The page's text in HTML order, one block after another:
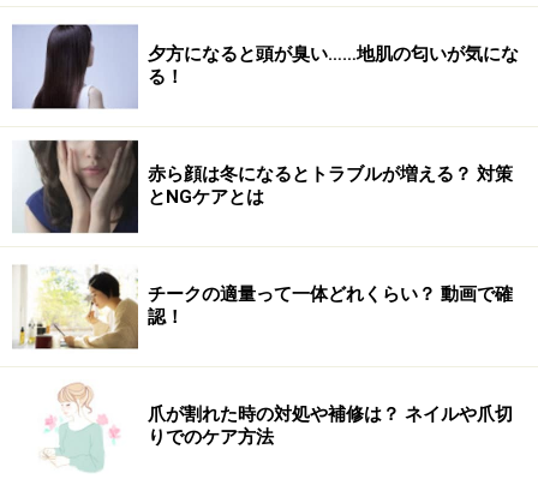
夕方になると頭が臭い……地肌の匂いが気にな
る！
赤ら顔は冬になるとトラブルが増える？ 対策
とNGケアとは
チークの適量って一体どれくらい？ 動画で確
認！
爪が割れた時の対処や補修は？ ネイルや爪切
りでのケア方法